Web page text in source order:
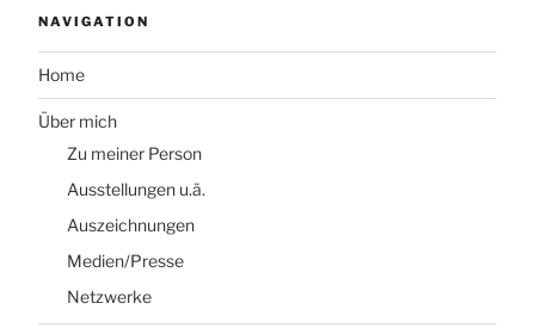
NAVIGATION
Home
Über mich
Zu meiner Person
Ausstellungen u.ä.
Auszeichnungen
Medien/Presse
Netzwerke